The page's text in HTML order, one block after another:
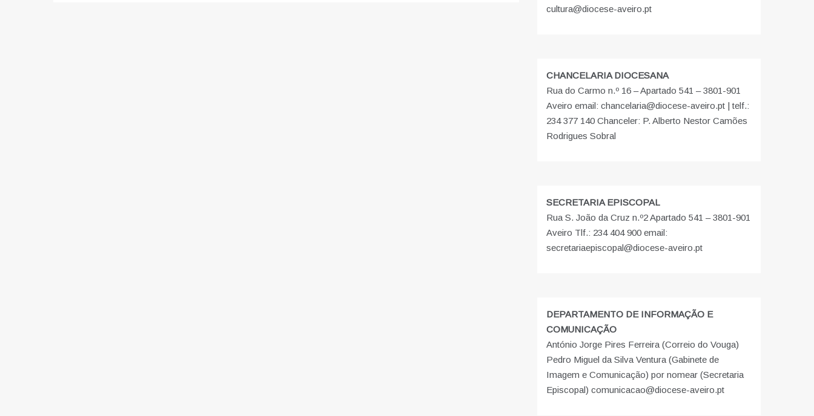
cultura@diocese-aveiro.pt
CHANCELARIA DIOCESANA
Rua do Carmo n.º 16 – Apartado 541 – 3801-901
Aveiro email: chancelaria@diocese-aveiro.pt | telf.:
234 377 140 Chanceler: P. Alberto Nestor Camões
Rodrigues Sobral
SECRETARIA EPISCOPAL
Rua S. João da Cruz n.º2 Apartado 541 – 3801-901
Aveiro Tlf.: 234 404 900 email:
secretariaepiscopal@diocese-aveiro.pt
DEPARTAMENTO DE INFORMAÇÃO E
COMUNICAÇÃO
António Jorge Pires Ferreira (Correio do Vouga)
Pedro Miguel da Silva Ventura (Gabinete de
Imagem e Comunicação) por nomear (Secretaria
Episcopal) comunicacao@diocese-aveiro.pt